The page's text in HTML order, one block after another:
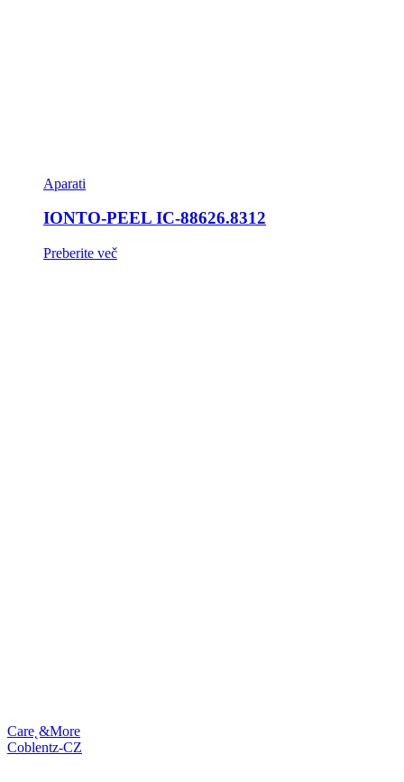
Aparati
IONTO-PEEL IC-88626.8312
Preberite več
Care˛&More
Coblentz-CZ